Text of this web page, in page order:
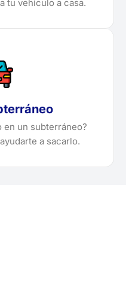
tu vehículo a casa.
en un subterráneo?
a sacarlo.